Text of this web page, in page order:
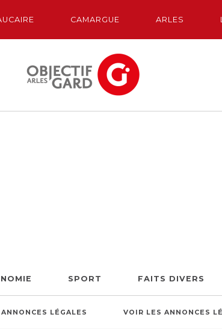
CAMARGUE ARLES
SPORT FAITS DIVERS
LÉGALES VOIR LES ANNONCES